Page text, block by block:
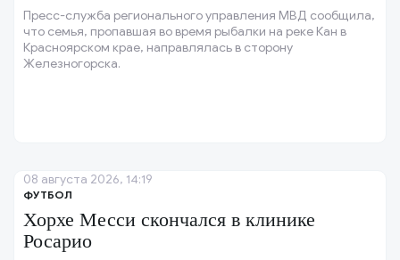
Пресс-служба регионального управления МВД сообщила,
что семья, пропавшая во время рыбалки на реке Кан в
Красноярском крае, направлялась в сторону
Железногорска.
ФУТБОЛ
Хорхе Месси скончался в клинике
Росарио
08 августа 2026, 14:19